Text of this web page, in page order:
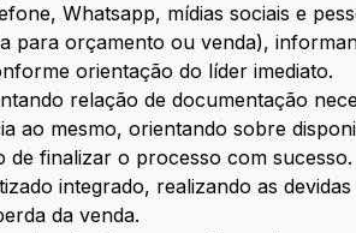
Whatsapp, mídias sociais e
para orçamento ou venda),
orientação do líder imediato.
relação de documentação
ao mesmo, orientando sobre
finalizar o processo com sucesso.
integrado, realizando as
da venda.